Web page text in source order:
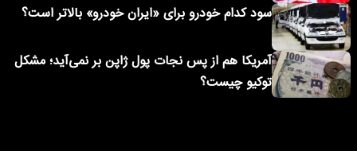
سود کدام خودرو برای «ایران خودرو» بالاتر است؟
آمریکا هم از پس نجات پول ژاپن بر نمی‌آید؛ مشکل
توکیو چیست؟